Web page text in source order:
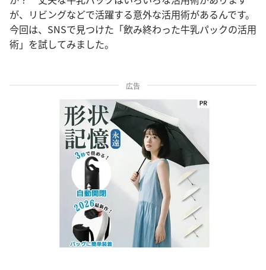
が、リビングなどで活躍する意外な活用術があるんです。
今回は、SNSで見つけた「飲み終わった牛乳パックの活用
術」を試してみました。
広告